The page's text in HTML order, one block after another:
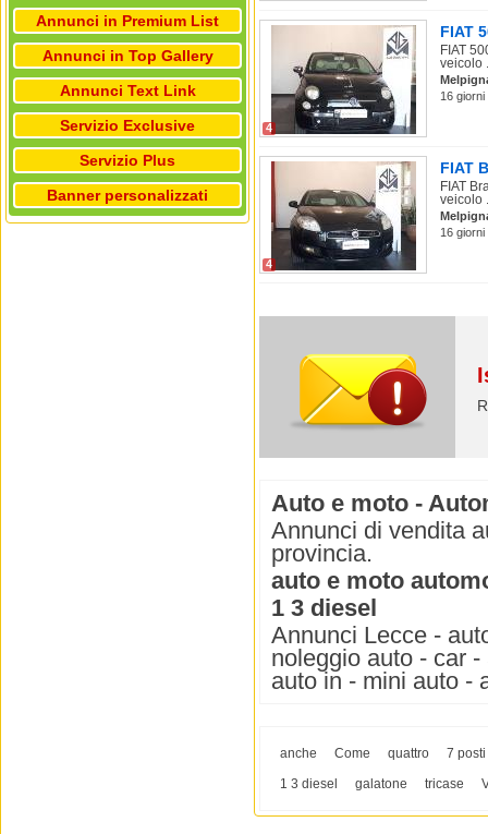
Annunci in Premium List
Annunci in Top Gallery
Annunci Text Link
Servizio Exclusive
Servizio Plus
Banner personalizzati
4
FIAT
FIAT
veicolo
16
4
FIAT
FIAT
veicolo
16
Auto e moto -
Annunci di vendita
provincia.
auto e moto
1 3 diesel
Annunci Lecce -
noleggio auto - car
auto in - mini auto -
anche Come quattro
7 posti
1 3 diesel
galatone tricase